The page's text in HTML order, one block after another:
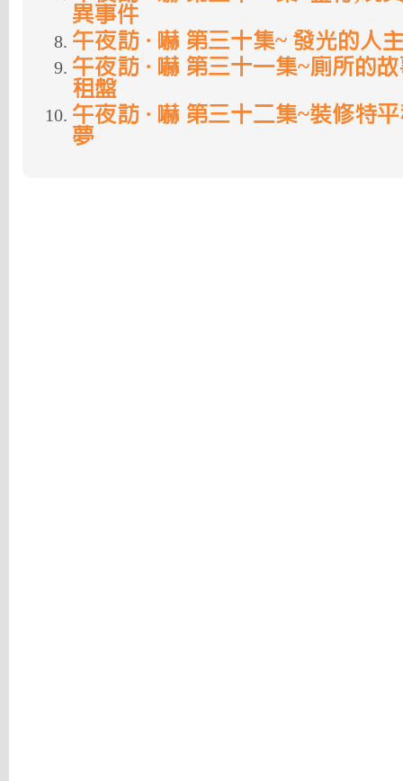
異事件
午夜訪 · 嚇 第三十集~ 發光的人
午夜訪 · 嚇 第三十一集~廁所的
租盤
午夜訪 · 嚇 第三十二集~裝修特
夢